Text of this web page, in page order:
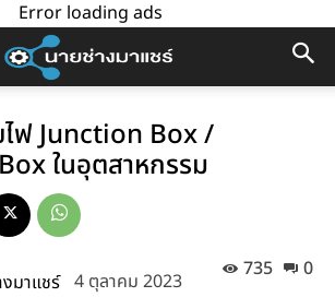
Error loading ads
ฟ Junction Box /
ในอุตสาหกรรม
0
735
มาแชร์ 4 ตุลาคม 2023